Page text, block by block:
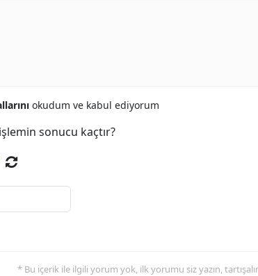
okudum ve kabul ediyorum
sonucu kaçtır?
* Bu içerik ile ilgili yorum yok, ilk yorumu siz yazın,